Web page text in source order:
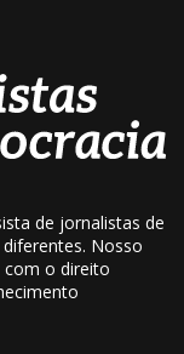
de jornalistas de
Nosso
o direito